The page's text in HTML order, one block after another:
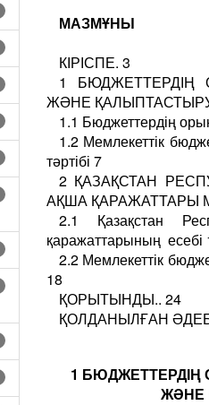
МАЗМҰНЫ
КІРІСПЕ. 3
1 БЮДЖЕТТЕРДІҢ
ЖӘНЕ
1.1 Бюджеттердің
1.2 Мемлекеттік
тәртібі 7
2 ҚАЗАҚСТАН
АҚША ҚАРАЖАТТАРЫ
2.1 Қазақстан
қаражаттарының есебі
2.2 Мемлекеттік
18
ҚОРЫТЫНДЫ.. 24
ҚОЛДАНЫЛҒАН
1
ЖӘНЕ